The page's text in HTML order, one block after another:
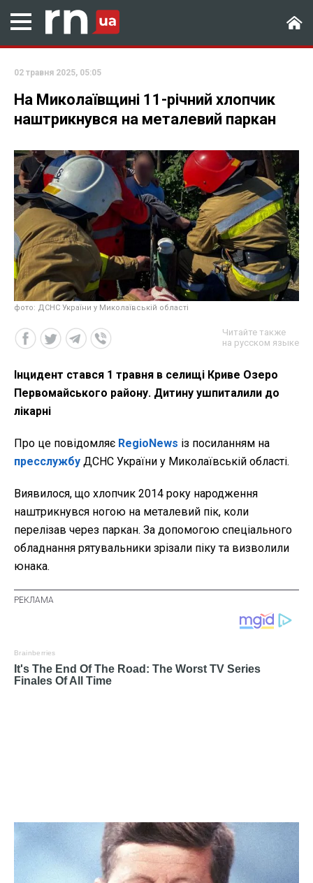
02 травня 2025, 05:05
На Миколаївщині 11-річний хлопчик
наштрикнувся на металевий паркан
фото: ДСНС України у Миколаївській області
Читайте также
на русском языке
Інцидент стався 1 травня в селищі Криве Озеро
Первомайського району. Дитину ушпиталили до
лікарні
Про це повідомляє RegioNews із посиланням на
пресслужбу ДСНС України у Миколаївській області.
Виявилося, що хлопчик 2014 року народження
наштрикнувся ногою на металевий пік, коли
перелізав через паркан. За допомогою спеціального
обладнання рятувальники зрізали піку та визволили
юнака.